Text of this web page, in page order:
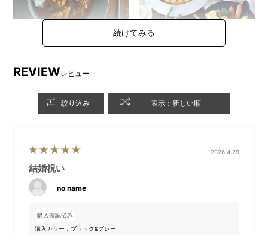
プと同じカラーで、統一感や
洗練された雰囲気を演出して
親子でお使いいただくのも
◎！
REVIEWレビュー
絞り込み 表示：新しい順
2026.4.29
結婚祝い
no name
購入確認済み
購入カラー：ブラック&グレー